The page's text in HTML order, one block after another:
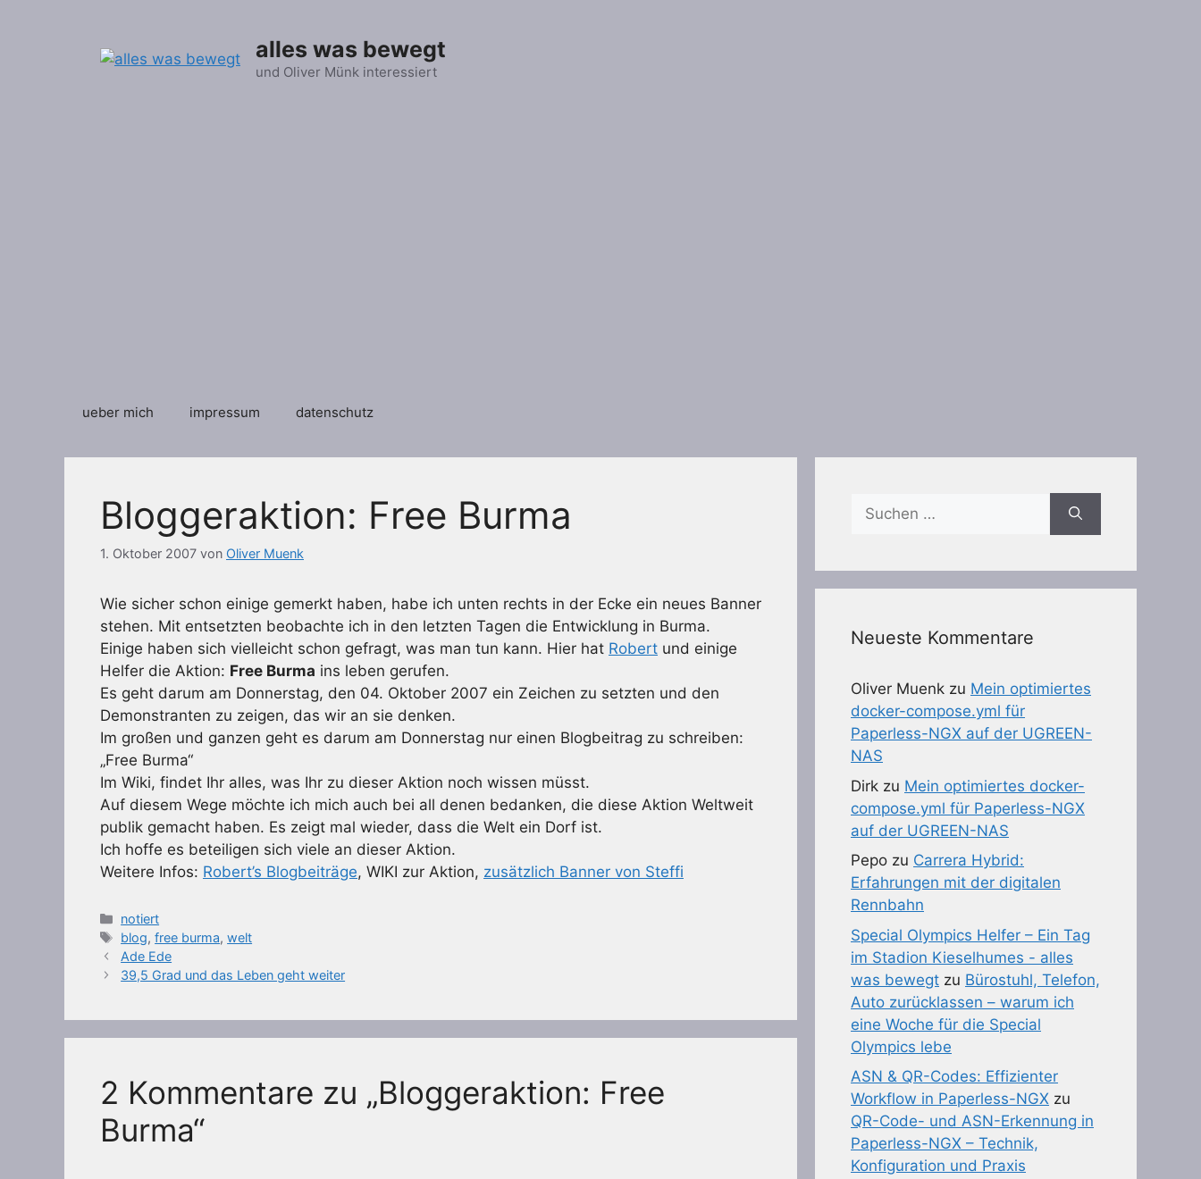
alles was bewegt
und Oliver Münk interessiert
ueber mich impressum datenschutz
Bloggeraktion: Free Burma
1. Oktober 2007 von Oliver Muenk
Wie sicher schon einige gemerkt haben, habe ich unten rechts in der Ecke ein neues Banner
stehen. Mit entsetzten beobachte ich in den letzten Tagen die Entwicklung in Burma.
Einige haben sich vielleicht schon gefragt, was man tun kann. Hier hat Robert und einige
Helfer die Aktion: Free Burma ins leben gerufen.
Es geht darum am Donnerstag, den 04. Oktober 2007 ein Zeichen zu setzten und den
Demonstranten zu zeigen, das wir an sie denken.
Im großen und ganzen geht es darum am Donnerstag nur einen Blogbeitrag zu schreiben:
„Free Burma“
Im Wiki, findet Ihr alles, was Ihr zu dieser Aktion noch wissen müsst.
Auf diesem Wege möchte ich mich auch bei all denen bedanken, die diese Aktion Weltweit
publik gemacht haben. Es zeigt mal wieder, dass die Welt ein Dorf ist.
Ich hoffe es beteiligen sich viele an dieser Aktion.
Weitere Infos: Robert’s Blogbeiträge, WIKI zur Aktion, zusätzlich Banner von Steffi
Kategorien
notiert
Schlagwörter
blog,free burma,welt
Ade Ede
39,5 Grad und das Leben geht weiter
2 Kommentare zu „Bloggeraktion: Free
Burma“
Suchen
nach:
Neueste Kommentare
Oliver Muenk zu Mein optimiertes
docker-compose.yml für
Paperless-NGX auf der UGREEN-
NAS
Dirk zu Mein optimiertes docker-
compose.yml für Paperless-NGX
auf der UGREEN-NAS
Pepo zu Carrera Hybrid:
Erfahrungen mit der digitalen
Rennbahn
Special Olympics Helfer – Ein Tag
im Stadion Kieselhumes - alles
was bewegt zu Bürostuhl, Telefon,
Auto zurücklassen – warum ich
eine Woche für die Special
Olympics lebe
ASN & QR-Codes: Effizienter
Workflow in Paperless-NGX zu
QR-Code- und ASN-Erkennung in
Paperless-NGX – Technik,
Konfiguration und Praxis